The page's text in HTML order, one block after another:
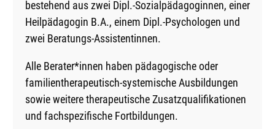
bestehend aus zwei Dipl.-Sozialpädagoginnen, einer
Heilpädagogin B.A., einem Dipl.-Psychologen und
zwei Beratungs-Assistentinnen.
Alle Berater*innen haben pädagogische oder
familientherapeutisch-systemische Ausbildungen
sowie weitere therapeutische Zusatzqualifikationen
und fachspezifische Fortbildungen.